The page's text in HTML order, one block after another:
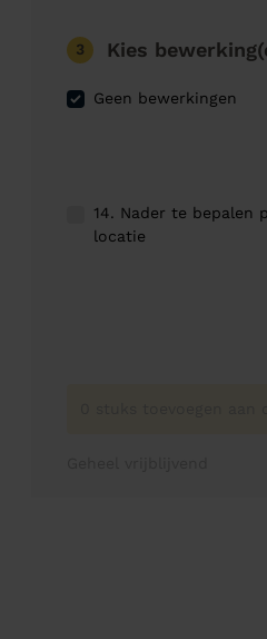
3 Kies
Geen bewerkingen
14. Nader te bepalen
locatie